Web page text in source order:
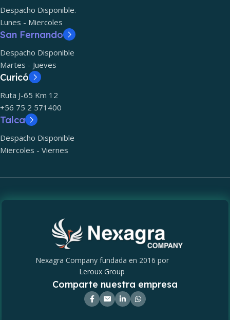
Despacho Disponible.
Lunes - Miercoles
San Fernando
Despacho Disponible
Martes - Jueves
Curicó
Ruta J-65 Km 12
+56 75 2 571400
Talca
Despacho Disponible
Miercoles - Viernes
Nexagra Company fundada en 2016 por
Leroux Group
Comparte nuestra empresa